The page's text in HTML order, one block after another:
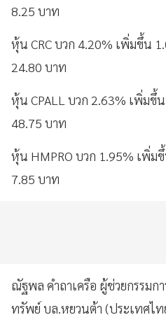
8.25 บาท
หุ้น CRC บวก 4.20% เพิ่มขึ้น
24.80 บาท
หุ้น CPALL บวก 2.63% เพิ่มขึ้
48.75 บาท
หุ้น HMPRO บวก 1.95% เพิ่ม
7.85 บาท
ณัฐพล คำถาเครือ ผู้ช่วยกรรมก
ทรัพย์ บล.หยวนต้า (ประเทศไ